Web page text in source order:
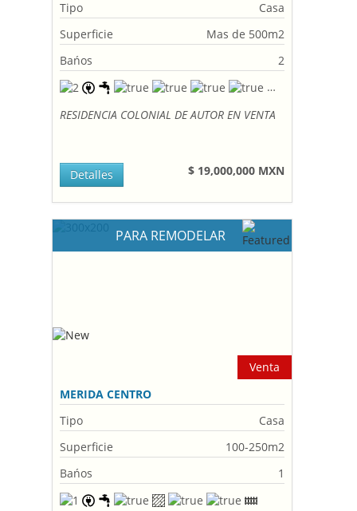
Tipo
Casa
Superficie
Mas de 500m2
Bańos
2
RESIDENCIA COLONIAL DE AUTOR EN VENTA
$ 19,000,000 MXN
Detalles
PARA REMODELAR
Venta
MERIDA CENTRO
Tipo
Casa
Superficie
100-250m2
Bańos
1